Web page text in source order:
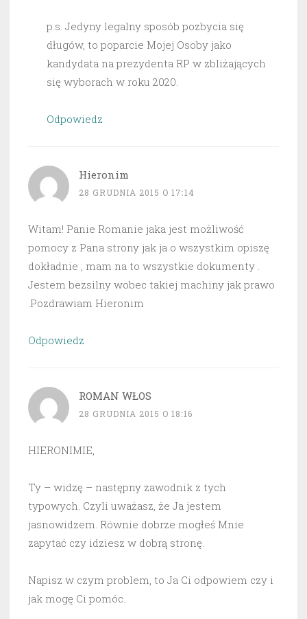
p.s. Jedyny legalny sposób pozbycia się
długów, to poparcie Mojej Osoby jako
kandydata na prezydenta RP w zbliżających
się wyborach w roku 2020.
Odpowiedz
Hieronim
28 GRUDNIA 2015 O 17:14
Witam! Panie Romanie jaka jest możliwość
pomocy z Pana strony jak ja o wszystkim opiszę
dokładnie , mam na to wszystkie dokumenty .
Jestem bezsilny wobec takiej machiny jak prawo
.Pozdrawiam Hieronim
Odpowiedz
ROMAN WŁOS
28 GRUDNIA 2015 O 18:16
HIERONIMIE,
Ty – widzę – następny zawodnik z tych
typowych. Czyli uważasz, że Ja jestem
jasnowidzem. Równie dobrze mogłeś Mnie
zapytać czy idziesz w dobrą stronę.
Napisz w czym problem, to Ja Ci odpowiem czy i
jak mogę Ci pomóc.